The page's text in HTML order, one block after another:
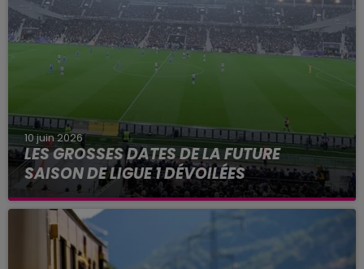
10 juin 2026
LES GROSSES DATES DE LA FUTURE
SAISON DE LIGUE 1 DÉVOILÉES
Parmi les grosses dates de la saison à venir, une
ultime journée au Parc des Princes en mai
prochain.